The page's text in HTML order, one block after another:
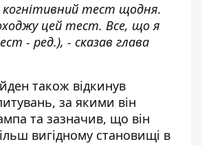
когнітивний тест щодня.
цей тест. Все, що я
- ред.), - сказав глава
також відкинув
за якими він
та зазначив, що він
вигідному становищі в